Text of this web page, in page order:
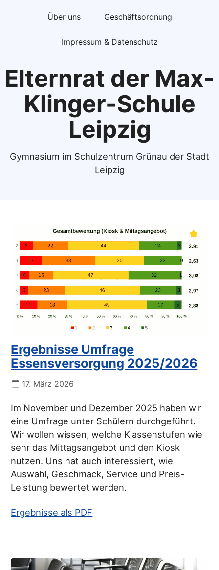
Über uns Geschäftsordnung
Impressum & Datenschutz
Elternrat der Max-
Klinger-Schule
Leipzig
Gymnasium im Schulzentrum Grünau der Stadt
Leipzig
Ergebnisse Umfrage
Essensversorgung 2025/2026
17. März 2026
Im November und Dezember 2025 haben wir
eine Umfrage unter Schülern durchgeführt.
Wir wollen wissen, welche Klassenstufen wie
sehr das Mittagsangebot und den Kiosk
nutzen. Uns hat auch interessiert, wie
Auswahl, Geschmack, Service und Preis-
Leistung bewertet werden.
Ergebnisse als PDF